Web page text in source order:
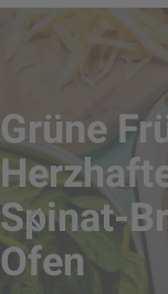
Grüne
Spinat-
Ofen